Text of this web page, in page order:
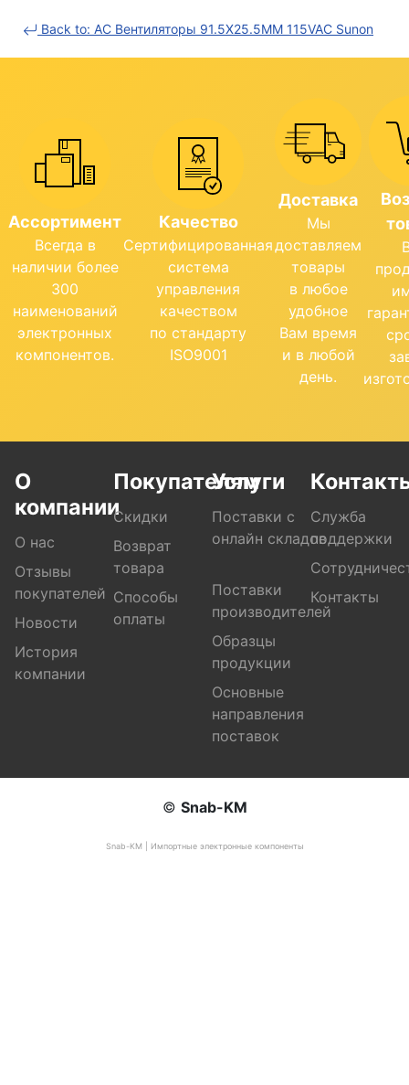
Back to: AC Вентиляторы 91.5X25.5MM 115VAC Sunon
Ассортимент
Всегда в
наличии более
300
наименований
электронных
компонентов.
Качество
Сертифицированная
система
управления
качеством
по стандарту
ISO9001
Доставка
Мы
доставляем
товары
в любое
удобное
Вам время
и в любой
день.
О
компании
О нас
Отзывы
покупателей
Новости
История
компании
Покупателям
Скидки
Возврат
товара
Способы
оплаты
Услуги
Поставки с
онлайн складов
Поставки
производителей
Образцы
продукции
Основные
направления
поставок
Служба
поддержки
Контакты
© Snab-KM
Snab-KM | Импортные электронные компоненты